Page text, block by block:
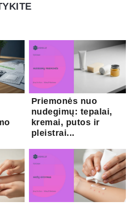
Priemonės nuo
nudegimų: tepalai,
kremai, putos ir
pleistrai...